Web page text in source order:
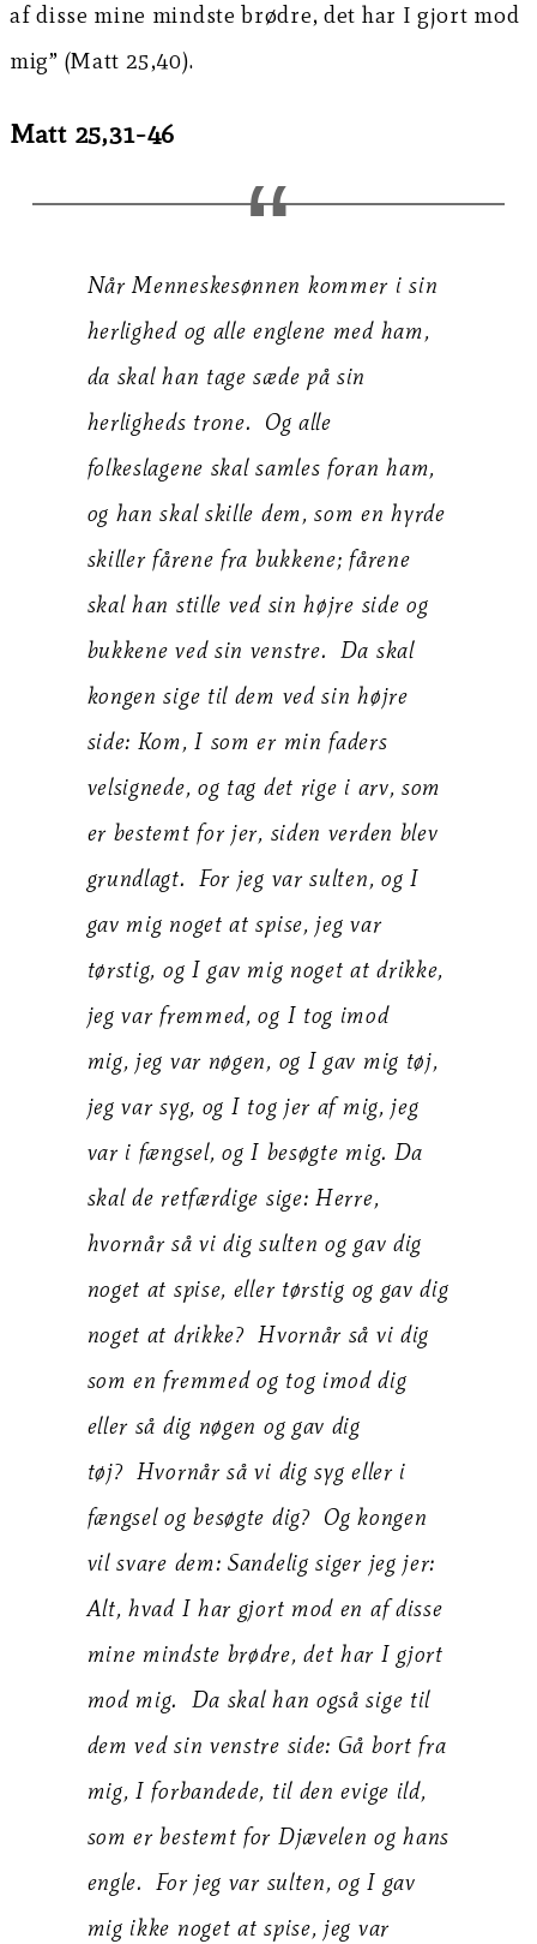
af disse mine mindste brødre, det har I gjort mod
mig” (Matt 25,40).
Matt 25,31-46
Når Menneskesønnen kommer i sin
herlighed og alle englene med ham,
da skal han tage sæde på sin
herligheds trone. Og alle
folkeslagene skal samles foran ham,
og han skal skille dem, som en hyrde
skiller fårene fra bukkene; fårene
skal han stille ved sin højre side og
bukkene ved sin venstre. Da skal
kongen sige til dem ved sin højre
side: Kom, I som er min faders
velsignede, og tag det rige i arv, som
er bestemt for jer, siden verden blev
grundlagt. For jeg var sulten, og I
gav mig noget at spise, jeg var
tørstig, og I gav mig noget at drikke,
jeg var fremmed, og I tog imod
mig, jeg var nøgen, og I gav mig tøj,
jeg var syg, og I tog jer af mig, jeg
var i fængsel, og I besøgte mig. Da
skal de retfærdige sige: Herre,
hvornår så vi dig sulten og gav dig
noget at spise, eller tørstig og gav dig
noget at drikke? Hvornår så vi dig
som en fremmed og tog imod dig
eller så dig nøgen og gav dig
tøj? Hvornår så vi dig syg eller i
fængsel og besøgte dig? Og kongen
vil svare dem: Sandelig siger jeg jer:
Alt, hvad I har gjort mod en af disse
mine mindste brødre, det har I gjort
mod mig. Da skal han også sige til
dem ved sin venstre side: Gå bort fra
mig, I forbandede, til den evige ild,
som er bestemt for Djævelen og hans
engle. For jeg var sulten, og I gav
mig ikke noget at spise, jeg var